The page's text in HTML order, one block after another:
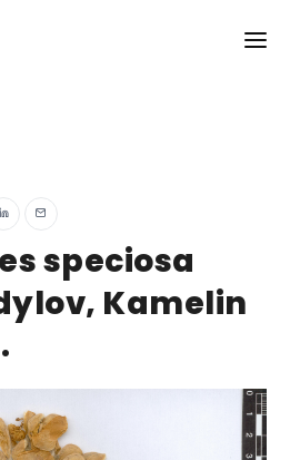
speciosa
Kamelin